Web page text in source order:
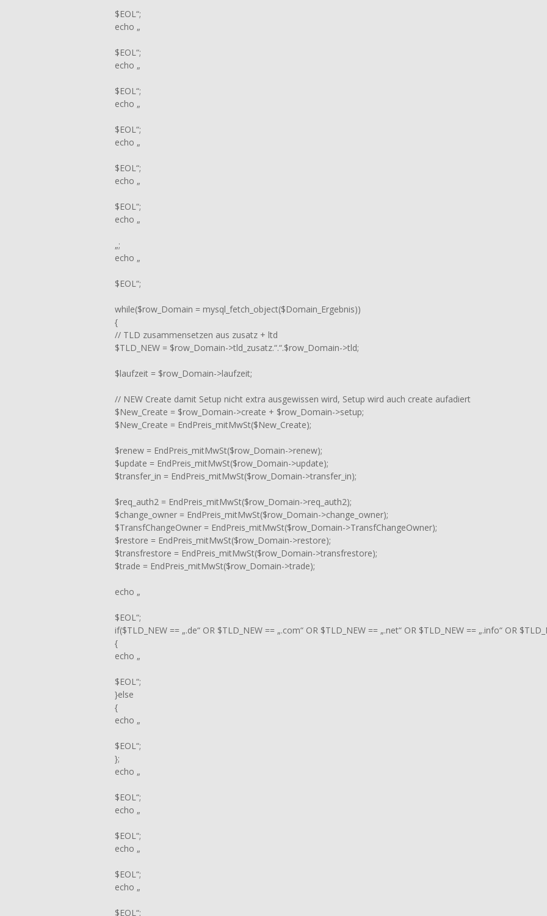
$EOL“;
echo „
$EOL“;
echo „
$EOL“;
echo „
$EOL“;
echo „
$EOL“;
echo „
$EOL“;
echo „
„;
echo „
$EOL“;
while($row_Domain = mysql_fetch_object($Domain_Ergebnis))
{
// TLD zusammensetzen aus zusatz + ltd
$TLD_NEW = $row_Domain->tld_zusatz.“.“.$row_Domain->tld;
$laufzeit = $row_Domain->laufzeit;
// NEW Create damit Setup nicht extra ausgewissen wird, Setup wird auch create aufadiert
$New_Create = $row_Domain->create + $row_Domain->setup;
$New_Create = EndPreis_mitMwSt($New_Create);
$renew = EndPreis_mitMwSt($row_Domain->renew);
$update = EndPreis_mitMwSt($row_Domain->update);
$transfer_in = EndPreis_mitMwSt($row_Domain->transfer_in);
$req_auth2 = EndPreis_mitMwSt($row_Domain->req_auth2);
$change_owner = EndPreis_mitMwSt($row_Domain->change_owner);
$TransfChangeOwner = EndPreis_mitMwSt($row_Domain->TransfChangeOwner);
$restore = EndPreis_mitMwSt($row_Domain->restore);
$transfrestore = EndPreis_mitMwSt($row_Domain->transfrestore);
$trade = EndPreis_mitMwSt($row_Domain->trade);
echo „
$EOL“;
if($TLD_NEW == „.de“ OR $TLD_NEW == „.com“ OR $TLD_NEW == „.net“ OR $TLD_NEW == „.info“ OR
{
echo „
$EOL“;
}else
{
echo „
$EOL“;
};
echo „
$EOL“;
echo „
$EOL“;
echo „
$EOL“;
echo „
$EOL“;